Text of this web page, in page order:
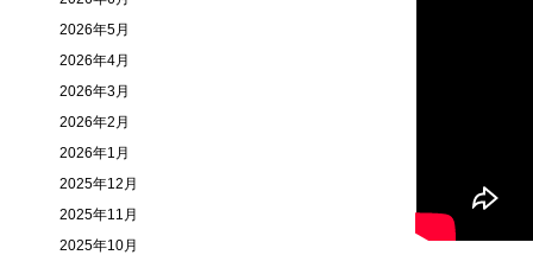
2026年5月
2026年4月
2026年3月
2026年2月
2026年1月
2025年12月
2025年11月
2025年10月